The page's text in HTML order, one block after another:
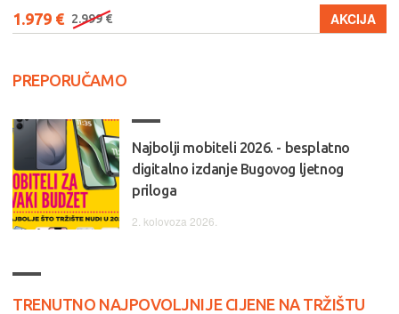
1.979 € 2.999 € AKCIJA
PREPORUČAMO
Najbolji mobiteli 2026. - besplatno
digitalno izdanje Bugovog ljetnog
priloga
2. kolovoza 2026.
TRENUTNO NAJPOVOLJNIJE CIJENE NA TRŽIŠTU